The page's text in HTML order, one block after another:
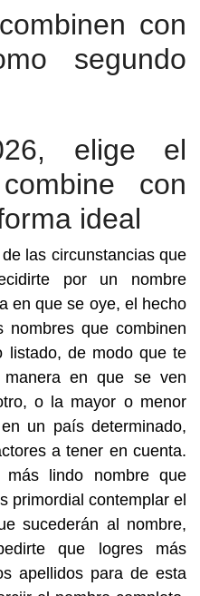
con
segundo
elige el
con
ideal
las circunstancias que
por un nombre
en que se oye, el hecho
nombres que combinen
listado, de modo que te
en que se ven
o la mayor o menor
un país determinado,
a tener en cuenta.
lindo nombre que
primordial contemplar el
sucederán al nombre,
que logres más
apellidos para de esta